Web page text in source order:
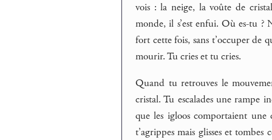
vois : la neige, la voûte de
monde, il s’est enfui. Où es-tu ?
fort cette fois, sans t’occuper de
mourir. Tu cries et tu cries.
Quand tu retrouves le
cristal. Tu escalades une rampe
que les igloos comportaient
t’agrippes mais glisses et